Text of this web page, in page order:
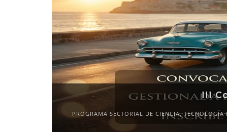
III
PROGRAMA SECTORIAL DE CIENCIA,